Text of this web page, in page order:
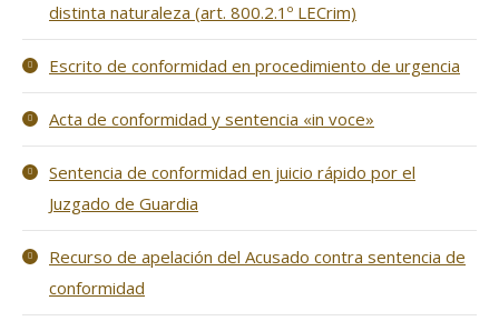
distinta naturaleza (art. 800.2.1º LECrim)
Escrito de conformidad en procedimiento de urgencia
Acta de conformidad y sentencia «in voce»
Sentencia de conformidad en juicio rápido por el
Juzgado de Guardia
Recurso de apelación del Acusado contra sentencia de
conformidad